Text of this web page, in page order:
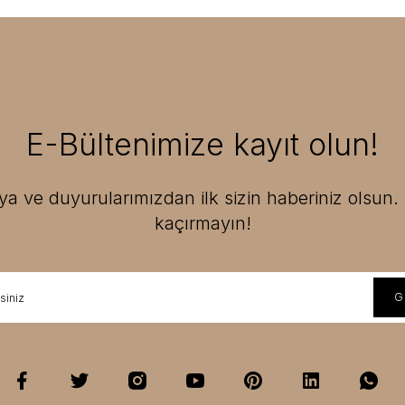
E-Bültenimize kayıt olun!
ve duyurularımızdan ilk sizin haberiniz olsun.
kaçırmayın!